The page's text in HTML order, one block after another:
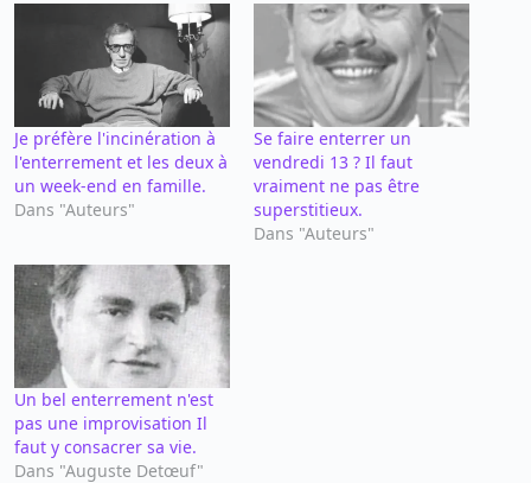
Je préfère l'incinération à
l'enterrement et les deux à
un week-end en famille.
Dans "Auteurs"
Se faire enterrer un
vendredi 13 ? Il faut
vraiment ne pas être
superstitieux.
Dans "Auteurs"
Un bel enterrement n'est
pas une improvisation Il
faut y consacrer sa vie.
Dans "Auguste Detœuf"